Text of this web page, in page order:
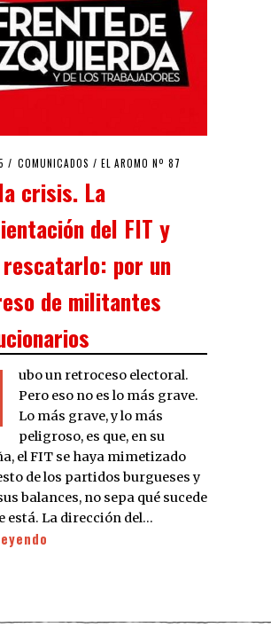
09/02/2016
COMUNICADOS / EL AROMO Nº 87
crisis. La
del FIT y
rescatarlo: por un
de militantes
ubo un retroceso electoral.
Pero eso no es lo más grave.
Lo más grave, y lo más
peligroso, es que, en su
el FIT se haya mimetizado
de los partidos burgueses y
balances, no sepa qué sucede
está. La dirección del…